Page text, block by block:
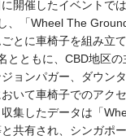
開催したイベントで
、「Wheel The
とに車椅子を組み立
とともに、CBD地区
ョンパガー、ダウン
おいて車椅子でのアク
集したデータは「
共有され、シンガポ